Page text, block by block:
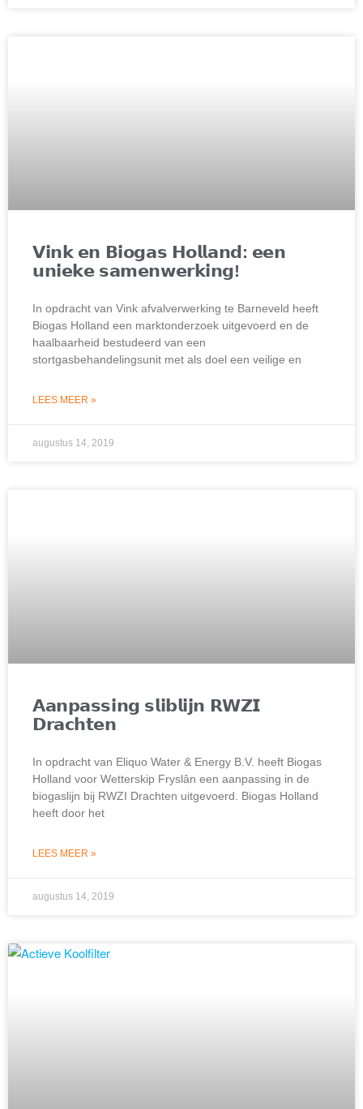
𝗩𝗶𝗻𝗸 𝗲𝗻 𝗕𝗶𝗼𝗴𝗮𝘀 𝗛𝗼𝗹𝗹𝗮𝗻𝗱: 𝗲𝗲𝗻
𝘂𝗻𝗶𝗲𝗸𝗲 𝘀𝗮𝗺𝗲𝗻𝘄𝗲𝗿𝗸𝗶𝗻𝗴!
In opdracht van Vink afvalverwerking te Barneveld heeft
Biogas Holland een marktonderzoek uitgevoerd en de
haalbaarheid bestudeerd van een
stortgasbehandelingsunit met als doel een veilige en
LEES MEER »
augustus 14, 2019
𝗔𝗮𝗻𝗽𝗮𝘀𝘀𝗶𝗻𝗴 𝘀𝗹𝗶𝗯𝗹𝗶𝗷𝗻 𝗥𝗪𝗭𝗜
𝗗𝗿𝗮𝗰𝗵𝘁𝗲𝗻
In opdracht van Eliquo Water & Energy B.V. heeft Biogas
Holland voor Wetterskip Fryslân een aanpassing in de
biogaslijn bij RWZI Drachten uitgevoerd. Biogas Holland
heeft door het
LEES MEER »
augustus 14, 2019